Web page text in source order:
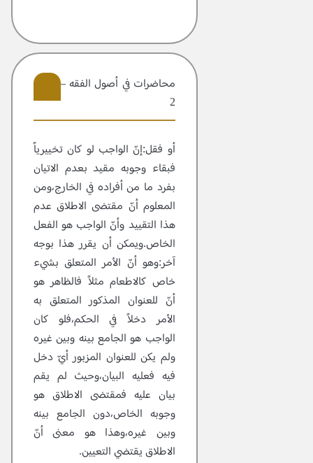
محاضرات في أصول الفقه – مجلد
2
أو فقل:إنّ الواجب لو كان تخييرياً
فبقاء وجوبه مقيد بعدم الاتيان
بفرد ما من أفراده في الخارج،ومن
المعلوم أنّ مقتضى الاطلاق عدم
هذا التقييد وأنّ الواجب هو الفعل
الخاص.ويمكن أن يقرر هذا بوجه
آخر:وهو أنّ الأمر المتعلق بشيء
خاص كالاطعام مثلاً فالظاهر هو
أنّ للعنوان المذكور المتعلق به
الأمر دخلاً في الحكم،فلو كان
الواجب هو الجامع بينه وبين غيره
ولم يكن للعنوان المزبور أيّ دخل
فيه فعليه البيان،وحيث لم يقم
بيان عليه فمقتضى الاطلاق هو
وجوبه الخاص،دون الجامع بينه
وبين غيره،وهذا هو معنى أنّ
الاطلاق يقتضي التعيين.